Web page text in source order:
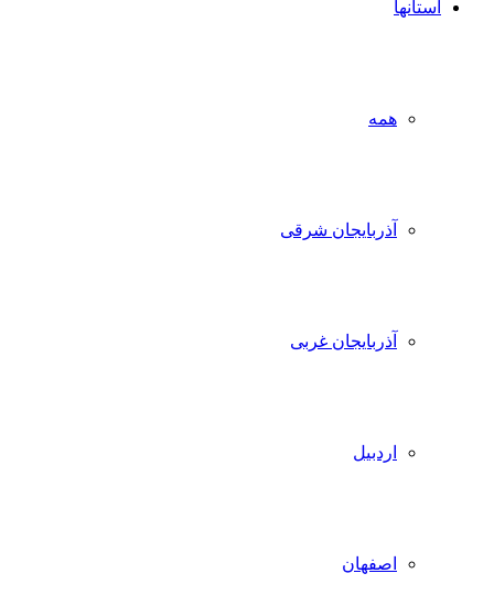
استانها
همه
آذربایجان شرقی
آذربایجان غربی
اردبیل
اصفهان